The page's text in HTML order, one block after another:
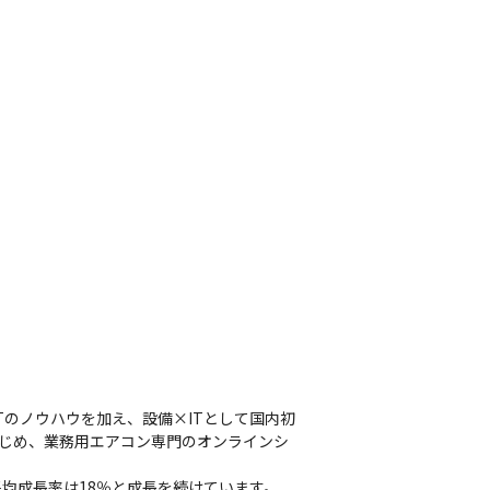
のノウハウを加え、設備×ITとして国内初
め、業務用エアコン専門のオンラインシ